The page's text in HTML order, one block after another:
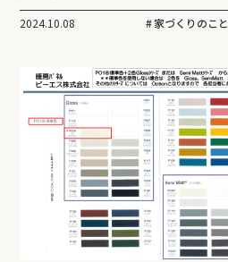
2024.10.08 家づくりのこと